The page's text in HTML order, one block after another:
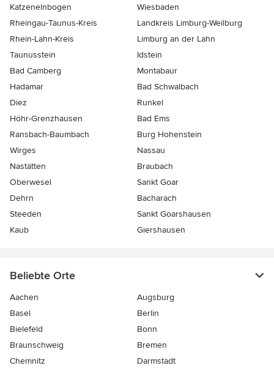
Katzenelnbogen
Wiesbaden
Rheingau-Taunus-Kreis
Landkreis Limburg-Weilburg
Rhein-Lahn-Kreis
Limburg an der Lahn
Taunusstein
Idstein
Bad Camberg
Montabaur
Hadamar
Bad Schwalbach
Diez
Runkel
Höhr-Grenzhausen
Bad Ems
Ransbach-Baumbach
Burg Hohenstein
Wirges
Nassau
Nastätten
Braubach
Oberwesel
Sankt Goar
Dehrn
Bacharach
Steeden
Sankt Goarshausen
Kaub
Giershausen
Beliebte Orte
Aachen
Augsburg
Basel
Berlin
Bielefeld
Bonn
Braunschweig
Bremen
Chemnitz
Darmstadt